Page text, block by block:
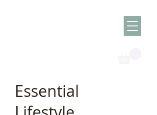
Essential